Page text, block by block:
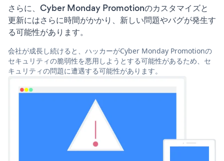
さらに、Cyber Monday Promotionのカスタマイズと
更新にはさらに時間がかかり、新しい問題やバグが発生す
る可能性があります。
会社が成長し続けると、ハッカーがCyber Monday Promotionの
セキュリティの脆弱性を悪用しようとする可能性があるため、セ
キュリティの問題に遭遇する可能性があります。